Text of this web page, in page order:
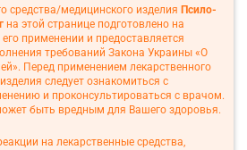
средства/медицинского изделия Псило-
на этой странице подготовлено на
применении и предоставляется
требований Закона Украины «О
Перед применением лекарственного
следует ознакомиться с
и проконсультироваться с врачом.
быть вредным для Вашего здоровья.
на лекарственные средства,